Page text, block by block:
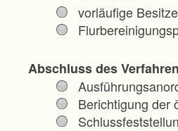
vorläufige
Abschluss des
Berichtigung der